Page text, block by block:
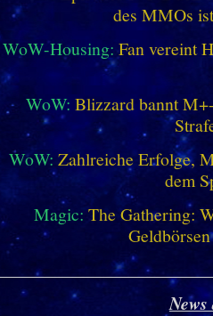
des MMOs
WoW-Housing: Fan vereint
WoW: Blizzard bannt
WoW: Zahlreiche Erfolge,
dem
Magic: The Gathering: